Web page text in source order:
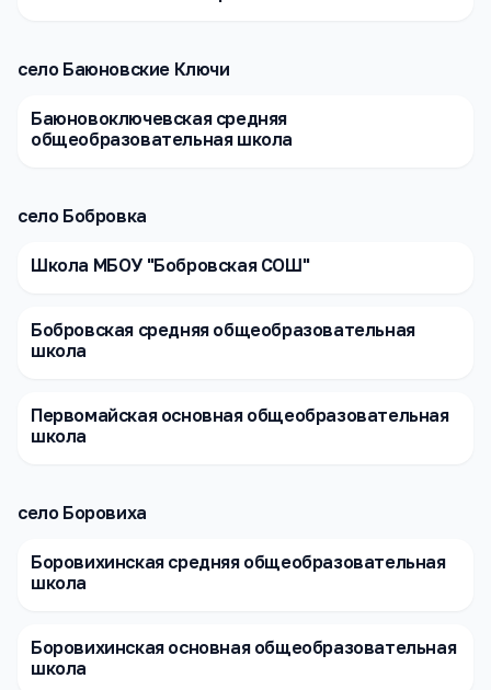
село Баюновские Ключи
Баюновоключевская средняя
общеобразовательная школа
село Бобровка
Школа МБОУ "Бобровская СОШ"
Бобровская средняя общеобразовательная
школа
Первомайская основная общеобразовательная
школа
село Боровиха
Боровихинская средняя общеобразовательная
школа
Боровихинская основная общеобразовательная
школа